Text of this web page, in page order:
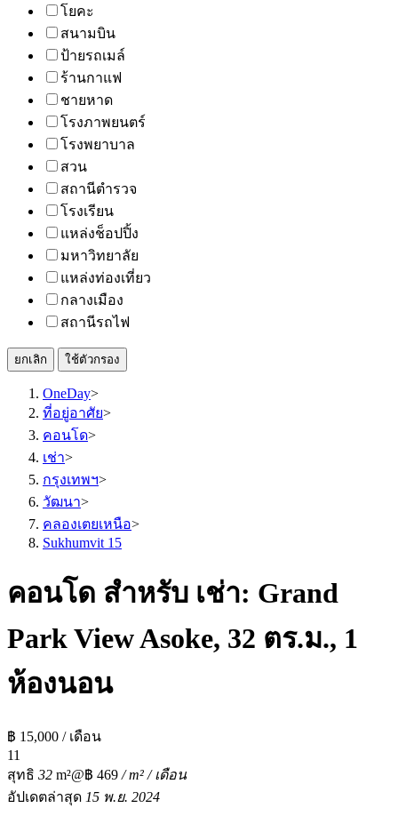
โยคะ
สนามบิน
ป้ายรถเมล์
ร้านกาแฟ
ชายหาด
โรงภาพยนตร์
โรงพยาบาล
สวน
สถานีตำรวจ
โรงเรียน
แหล่งช็อปปิ้ง
มหาวิทยาลัย
แหล่งท่องเที่ยว
กลางเมือง
สถานีรถไฟ
ยกเลิก ใช้ตัวกรอง
OneDay>
ที่อยู่อาศัย>
คอนโด>
เช่า>
กรุงเทพฯ>
วัฒนา>
คลองเตยเหนือ>
Sukhumvit 15
คอนโด สำหรับ เช่า: Grand
Park View Asoke, 32 ตร.ม., 1
ห้องนอน
฿ 15,000 / เดือน
11
สุทธิ 32 m²@฿ 469 / m² / เดือน
อัปเดตล่าสุด 15 พ.ย. 2024